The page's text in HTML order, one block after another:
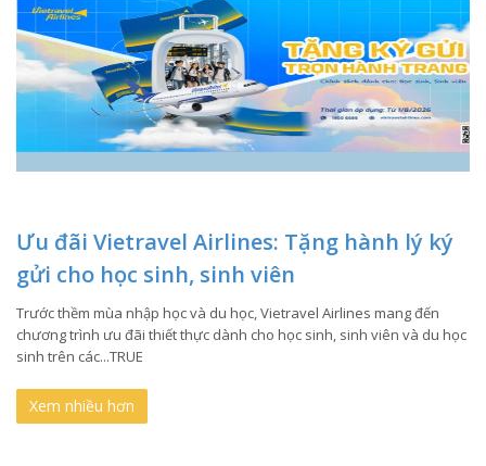
Ưu đãi Vietravel Airlines: Tặng hành lý ký
gửi cho học sinh, sinh viên
Trước thềm mùa nhập học và du học, Vietravel Airlines mang đến
chương trình ưu đãi thiết thực dành cho học sinh, sinh viên và du học
sinh trên các...TRUE
Xem nhiều hơn